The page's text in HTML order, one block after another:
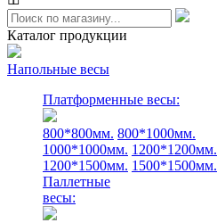
Каталог продукции
Напольные весы
Платформенные весы:
800*800мм. 800*1000мм.
1000*1000мм. 1200*1200мм.
1200*1500мм. 1500*1500мм.
Паллетные
весы: